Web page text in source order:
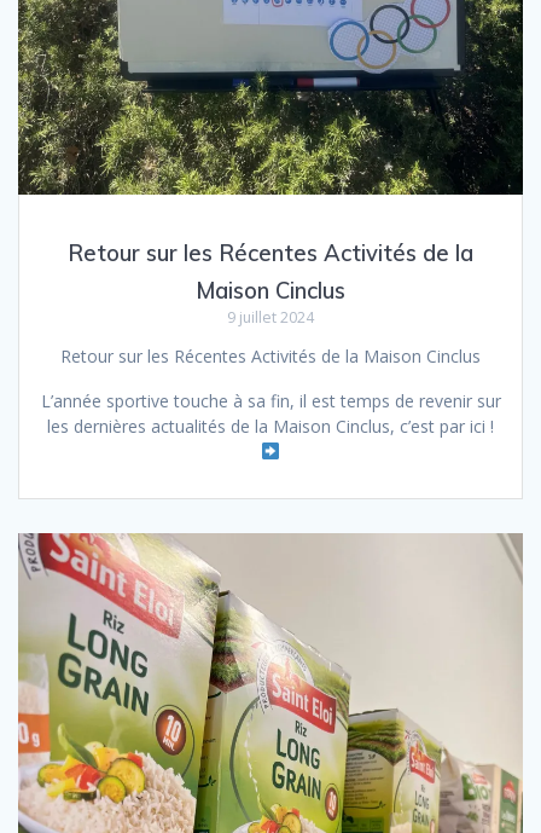
Retour sur les Récentes Activités de la
Maison Cinclus
9 juillet 2024
Retour sur les Récentes Activités de la Maison Cinclus
L’année sportive touche à sa fin, il est temps de revenir sur
les dernières actualités de la Maison Cinclus, c’est par ici !